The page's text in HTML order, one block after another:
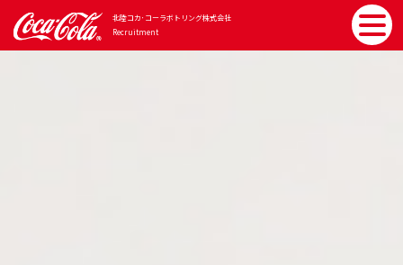
北陸コカ･コーラボトリング株式会社
Recruitment